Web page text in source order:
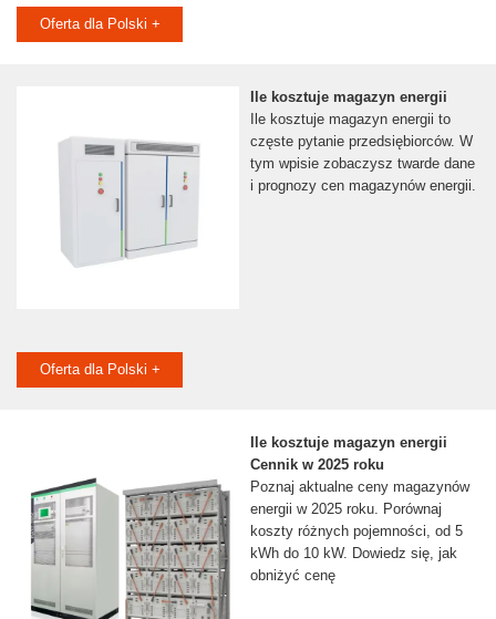
Oferta dla Polski +
Ile kosztuje magazyn energii
Ile kosztuje magazyn energii to
częste pytanie przedsiębiorców. W
tym wpisie zobaczysz twarde dane
i prognozy cen magazynów energii.
Oferta dla Polski +
Ile kosztuje magazyn energii
Cennik w 2025 roku
Poznaj aktualne ceny magazynów
energii w 2025 roku. Porównaj
koszty różnych pojemności, od 5
kWh do 10 kW. Dowiedz się, jak
obniżyć cenę